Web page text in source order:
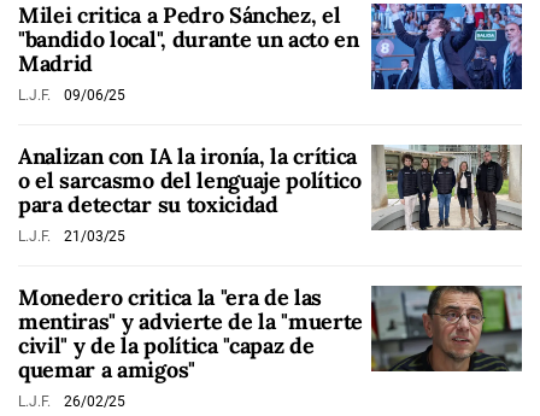
Milei critica a Pedro Sánchez, el
"bandido local", durante un acto en
Madrid
L.J.F. 09/06/25
Analizan con IA la ironía, la crítica
o el sarcasmo del lenguaje político
para detectar su toxicidad
L.J.F. 21/03/25
Monedero critica la "era de las
mentiras" y advierte de la "muerte
civil" y de la política "capaz de
quemar a amigos"
L.J.F. 26/02/25